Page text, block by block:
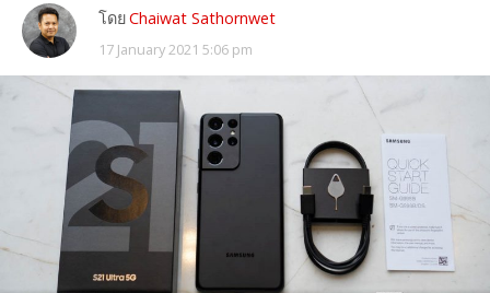
โดยChaiwat Sathornwet
17 January 2021 5:06 pm